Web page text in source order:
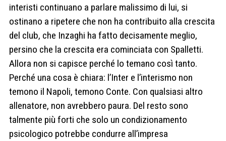
interisti continuano a parlare malissimo di lui, si
ostinano a ripetere che non ha contribuito alla crescita
del club, che Inzaghi ha fatto decisamente meglio,
persino che la crescita era cominciata con Spalletti.
Allora non si capisce perché lo temano così tanto.
Perché una cosa è chiara: l’Inter e l’interismo non
temono il Napoli, temono Conte. Con qualsiasi altro
allenatore, non avrebbero paura. Del resto sono
talmente più forti che solo un condizionamento
psicologico potrebbe condurre all’impresa